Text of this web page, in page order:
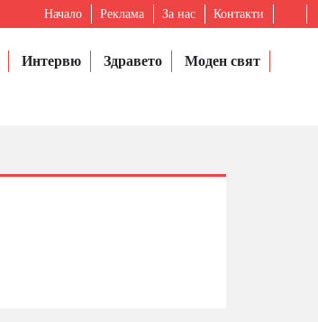
Начало Реклама За нас Контакти
Интервю Здравето
Моден свят